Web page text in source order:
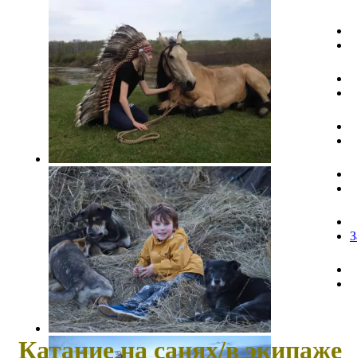
Катание на санях/в экипаже